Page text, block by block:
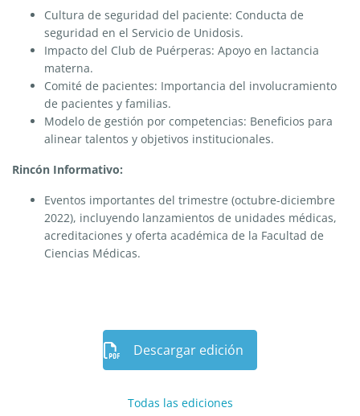
Cultura de seguridad del paciente: Conducta de
seguridad en el Servicio de Unidosis.
Impacto del Club de Puérperas: Apoyo en lactancia
materna.
Comité de pacientes: Importancia del involucramiento
de pacientes y familias.
Modelo de gestión por competencias: Beneficios para
alinear talentos y objetivos institucionales.
Rincón Informativo:
Eventos importantes del trimestre (octubre-diciembre
2022), incluyendo lanzamientos de unidades médicas,
acreditaciones y oferta académica de la Facultad de
Ciencias Médicas.
Descargar edición
Todas las ediciones